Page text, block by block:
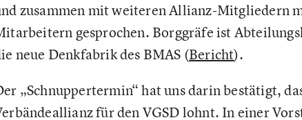
zusammen mit weiteren Allianz-Mitgliedern
gesprochen. Borggräfe ist
neue Denkfabrik des BMAS (Bericht).
„Schnuppertermin“ hat uns darin bestätigt,
für den VGSD lohnt. In einer